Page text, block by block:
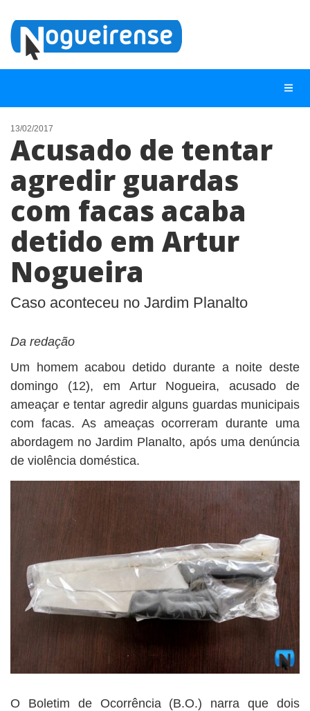
NOTÍCIAS
LISTA DIGITAL
TELEFONES ÚTEIS
QUEM SOMOS
CONTATO
ANUNCIE
13/02/2017
Acusado de tentar
agredir guardas
com facas acaba
detido em Artur
Nogueira
Caso aconteceu no Jardim Planalto
Da redação
Um homem acabou detido durante a noite deste
domingo (12), em Artur Nogueira, acusado de
ameaçar e tentar agredir alguns guardas municipais
com facas. As ameaças ocorreram durante uma
abordagem no Jardim Planalto, após uma denúncia
de violência doméstica.
O Boletim de Ocorrência (B.O.) narra que dois